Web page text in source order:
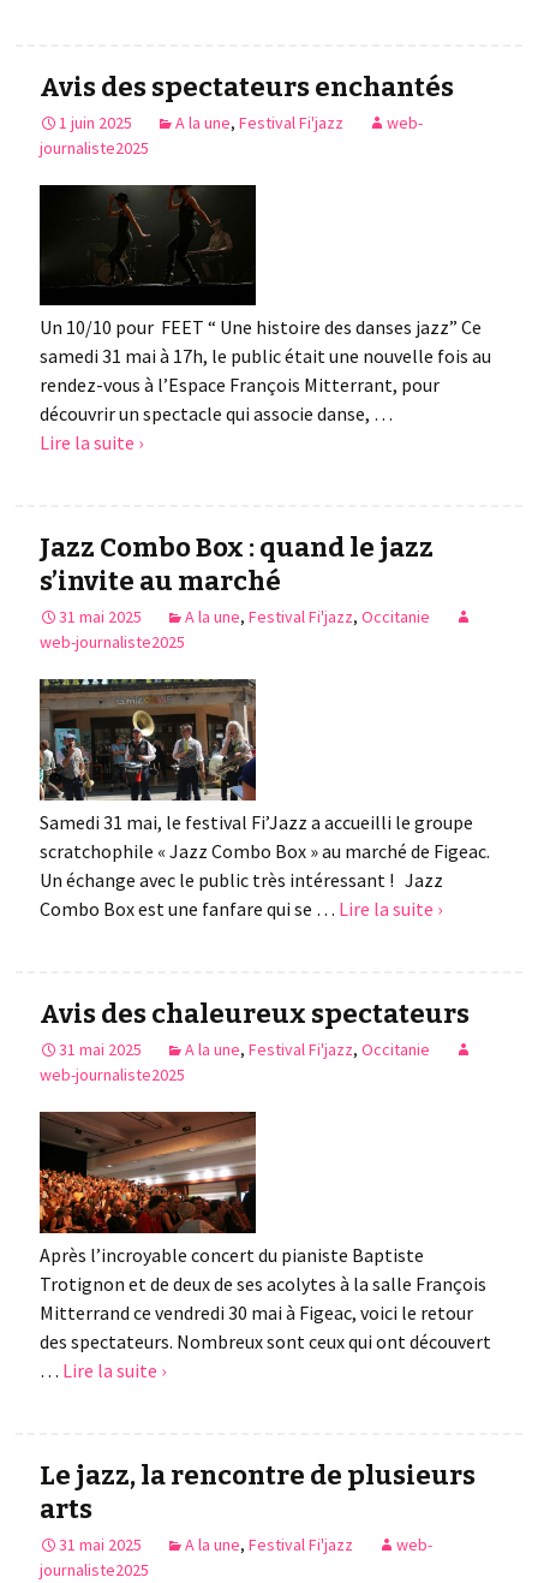
Avis des spectateurs enchantés
1 juin 2025 A la une,Festival Fi'jazz
web-
journaliste2025
Un 10/10 pour FEET “ Une histoire des danses jazz” Ce
samedi 31 mai à 17h, le public était une nouvelle fois au
rendez-vous à l’Espace François Mitterrant, pour
découvrir un spectacle qui associe danse, …
Lire la suite ›
Jazz Combo Box : quand le jazz
s’invite au marché
31 mai 2025 A la une,Festival Fi'jazz,Occitanie
web-journaliste2025
Samedi 31 mai, le festival Fi’Jazz a accueilli le groupe
scratchophile « Jazz Combo Box » au marché de Figeac.
Un échange avec le public très intéressant ! Jazz
Combo Box est une fanfare qui se … Lire la suite ›
Avis des chaleureux spectateurs
31 mai 2025 A la une,Festival Fi'jazz,Occitanie
web-journaliste2025
Après l’incroyable concert du pianiste Baptiste
Trotignon et de deux de ses acolytes à la salle François
Mitterrand ce vendredi 30 mai à Figeac, voici le retour
des spectateurs. Nombreux sont ceux qui ont découvert
… Lire la suite ›
Le jazz, la rencontre de plusieurs
arts
31 mai 2025 A la une,Festival Fi'jazz
web-
journaliste2025